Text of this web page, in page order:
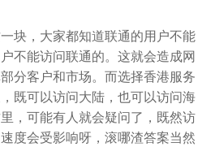
块，大家都知道联通的用户不能
不能访问联通的。这就会造成网
分客户和市场。而选择香港服务
既可以访问大陆，也可以访问海
，可能有人就会疑问了，既然访
度会受影响呀，滚哪渣答案当然